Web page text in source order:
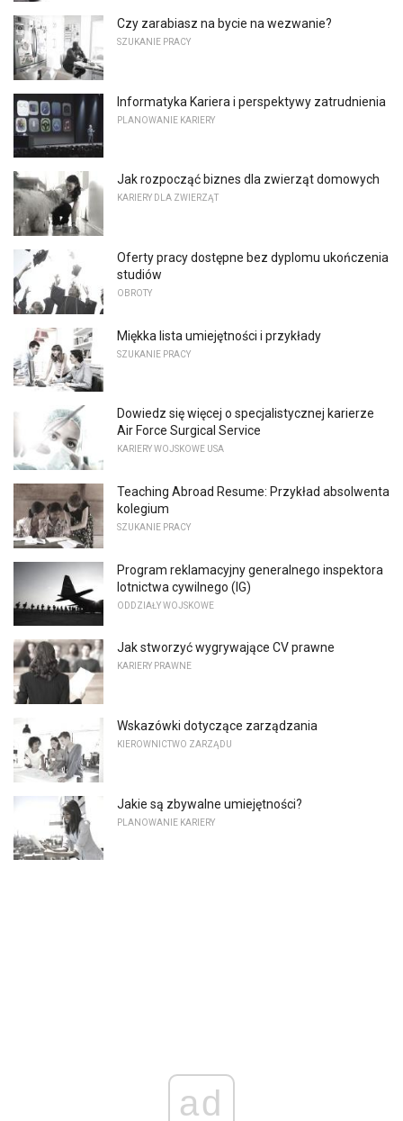
Czy zarabiasz na bycie na wezwanie?
SZUKANIE PRACY
Informatyka Kariera i perspektywy zatrudnienia
PLANOWANIE KARIERY
Jak rozpocząć biznes dla zwierząt domowych
KARIERY DLA ZWIERZĄT
Oferty pracy dostępne bez dyplomu ukończenia
studiów
OBROTY
Miękka lista umiejętności i przykłady
SZUKANIE PRACY
Dowiedz się więcej o specjalistycznej karierze
Air Force Surgical Service
KARIERY WOJSKOWE USA
Teaching Abroad Resume: Przykład absolwenta
kolegium
SZUKANIE PRACY
Program reklamacyjny generalnego inspektora
lotnictwa cywilnego (IG)
ODDZIAŁY WOJSKOWE
Jak stworzyć wygrywające CV prawne
KARIERY PRAWNE
Wskazówki dotyczące zarządzania
KIEROWNICTWO ZARZĄDU
Jakie są zbywalne umiejętności?
PLANOWANIE KARIERY
ad